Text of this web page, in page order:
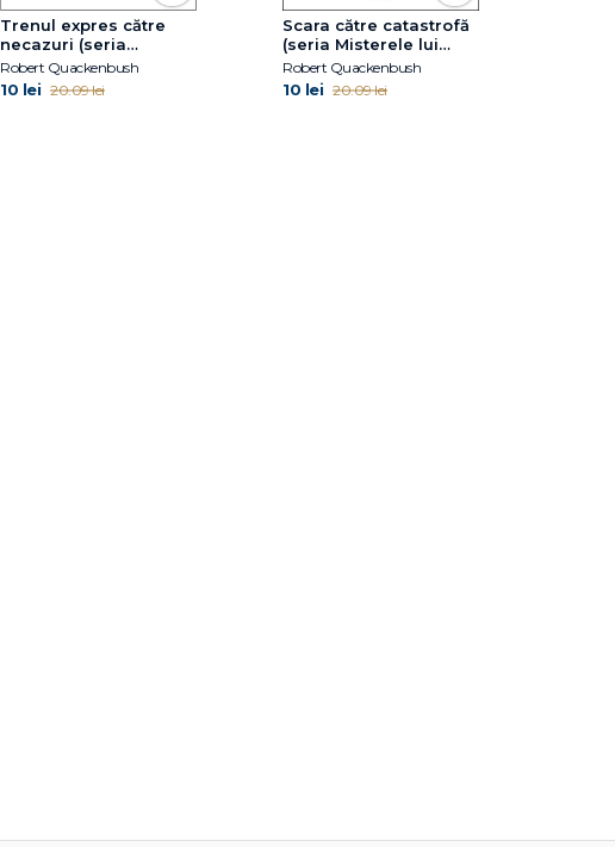
Trenul expres către
necazuri (seria
Misterele lui Miss
Mallard)
Robert Quackenbush
10 lei 20.09 lei
Scara către catastrofă
(seria Misterele lui
Miss Mallard)
Robert Quackenbush
10 lei 20.09 lei